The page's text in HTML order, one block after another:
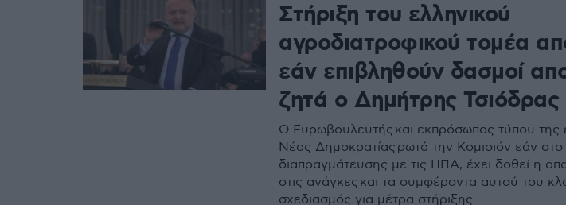
Στήριξη του ελληνικού
αγροδιατροφικού τομέα
εάν επιβληθούν δασμοί
ζητά ο Δημήτρης Τσιόδρας
Ο Eυρωβουλευτής και εκπρόσωπος τύπου της
Νέας Δημοκρατίας ρωτά την Κομισιόν εάν στο
διαπραγμάτευσης με τις ΗΠΑ, έχει δοθεί η
στις ανάγκες και τα συμφέροντα αυτού του
σχεδιασμός για μέτρα στήριξης